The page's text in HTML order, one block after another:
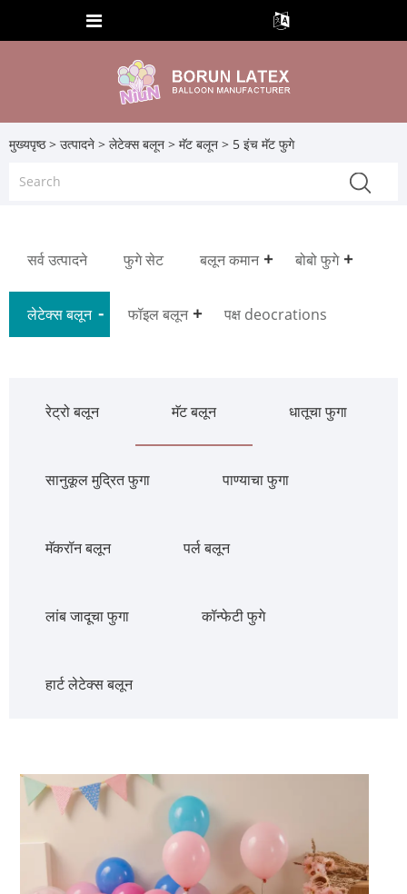
मुख्यपृष्ठ > उत्पादने > लेटेक्स बलून > मॅट बलून > 5 इंच मॅट फुगे
सर्व उत्पादने फुगे सेट बलून कमान बोबो फुगे
लेटेक्स बलून फॉइल बलून पक्ष deocrations
रेट्रो बलून मॅट बलून धातूचा फुगा
सानुकूल मुद्रित फुगा पाण्याचा फुगा
मॅकरॉन बलून पर्ल बलून
लांब जादूचा फुगा कॉन्फेटी फुगे
हार्ट लेटेक्स बलून